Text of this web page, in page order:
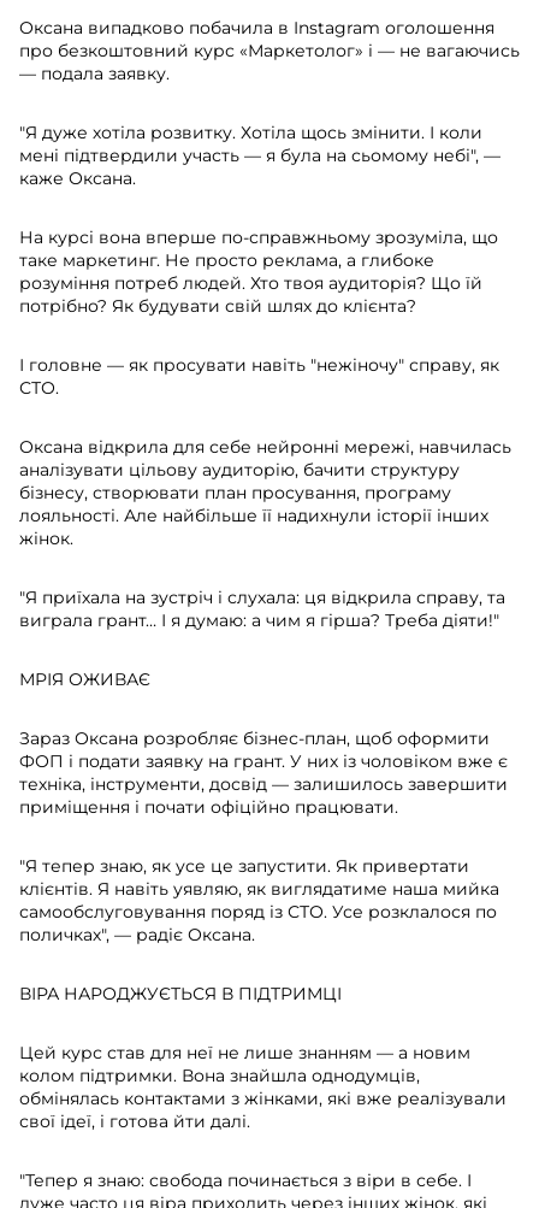
Оксана випадково побачила в Instagram оголошення
про безкоштовний курс «Маркетолог» і — не вагаючись
— подала заявку.
"Я дуже хотіла розвитку. Хотіла щось змінити. І коли
мені підтвердили участь — я була на сьомому небі", —
каже Оксана.
На курсі вона вперше по-справжньому зрозуміла, що
таке маркетинг. Не просто реклама, а глибоке
розуміння потреб людей. Хто твоя аудиторія? Що їй
потрібно? Як будувати свій шлях до клієнта?
І головне — як просувати навіть "нежіночу" справу, як
СТО.
Оксана відкрила для себе нейронні мережі, навчилась
аналізувати цільову аудиторію, бачити структуру
бізнесу, створювати план просування, програму
лояльності. Але найбільше її надихнули історії інших
жінок.
"Я приїхала на зустріч і слухала: ця відкрила справу, та
виграла грант… І я думаю: а чим я гірша? Треба діяти!"
МРІЯ ОЖИВАЄ
Зараз Оксана розробляє бізнес-план, щоб оформити
ФОП і подати заявку на грант. У них із чоловіком вже є
техніка, інструменти, досвід — залишилось завершити
приміщення і почати офіційно працювати.
"Я тепер знаю, як усе це запустити. Як привертати
клієнтів. Я навіть уявляю, як виглядатиме наша мийка
самообслуговування поряд із СТО. Усе розклалося по
поличках", — радіє Оксана.
ВІРА НАРОДЖУЄТЬСЯ В ПІДТРИМЦІ
Цей курс став для неї не лише знанням — а новим
колом підтримки. Вона знайшла однодумців,
обмінялась контактами з жінками, які вже реалізували
свої ідеї, і готова йти далі.
"Тепер я знаю: свобода починається з віри в себе. І
дуже часто ця віра приходить через інших жінок, які